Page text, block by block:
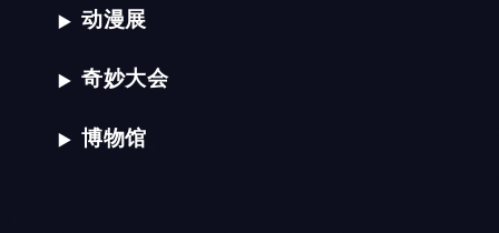
动漫展
奇妙大会
博物馆